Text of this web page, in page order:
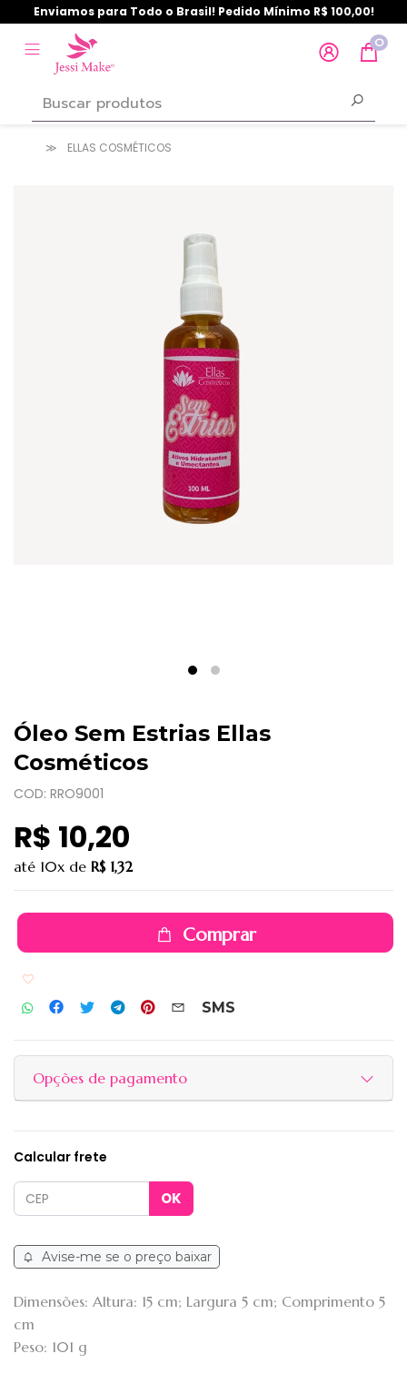
Enviamos para Todo o Brasil! Pedido Mínimo R$ 100,00!
0
ELLAS COSMÉTICOS
Óleo Sem Estrias Ellas
Cosméticos
COD: RRO9001
R$ 10,20
até 10x de R$ 1,32
Comprar
SMS
Opções de pagamento
Calcular frete
Avise-me se o preço baixar
Dimensões: Altura: 15 cm; Largura 5 cm; Comprimento 5
cm
Peso: 101 g